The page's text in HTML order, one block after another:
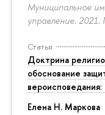
Муниципальное
управление.
Статья
Доктрина
обоснование
Елена Н. Маркова